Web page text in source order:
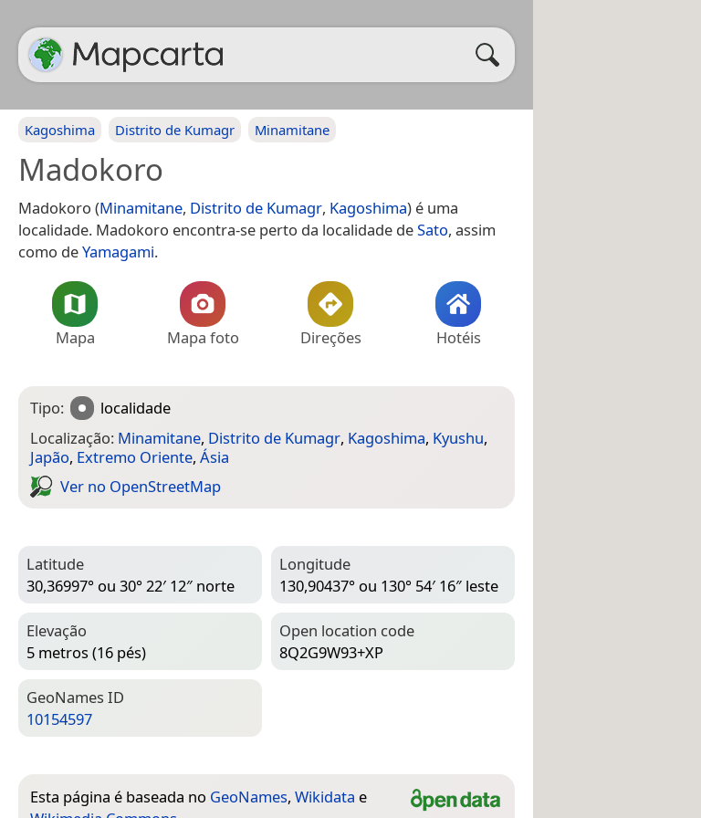
Kagoshima Distrito de Kumagr Minamitane
Madokoro
Madokoro (Minamitane, Distrito de Kumagr, Kagoshima) é uma
localidade. Madokoro encontra-se perto da localidade deSato, assim
como deYamagami.
Mapa Mapa foto Direções Hotéis
Tipo:
localidade
Localização: Minamitane, Distrito de Kumagr, Kagoshima, Kyushu,
Japão, Extremo Oriente, Ásia
Ver no Open­Street­Map
Latitude
30,36997° ou 30° 22′ 12″ norte
Longitude
130,90437° ou 130° 54′ 16″ leste
Elevação
5 metros (16 pés)
Open location code
8Q2G9W93+XP
Geo­Names ID
10154597
Esta página é baseada no GeoNames, Wikidata e